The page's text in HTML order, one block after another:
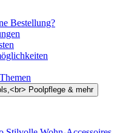
Bestellung?